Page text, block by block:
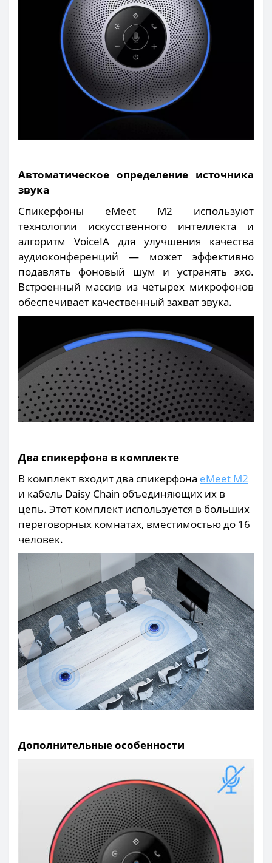
Автоматическое определение источника
звука
Спикерфоны eMeet M2 используют
технологии искусственного интеллекта и
алгоритм VoiceIA для улучшения качества
аудиоконференций — может эффективно
подавлять фоновый шум и устранять эхо.
Встроенный массив из четырех микрофонов
обеспечивает качественный захват звука.
Два спикерфона в комплекте
В комплект входит два спикерфона eMeet M2
и кабель Daisy Chain объединяющих их в
цепь. Этот комплект используется в больших
переговорных комнатах, вместимостью до 16
человек.
Дополнительные особенности